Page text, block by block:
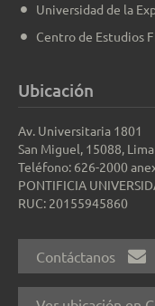
Universidad de la
Centro de Estudios
Ubicación
Av. Universitaria 1801
San Miguel, 15088,
Teléfono: 626-2000
PONTIFICIA
RUC: 20155945860
Contáctanos